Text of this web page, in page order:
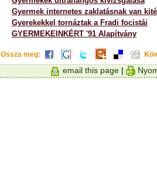
Gyermek internetes zaklatásnak van
Gyerekekkel tornáztak a Fradi focistái
GYERMEKEINKÉRT '91 Alapítvány
Ossza meg:
email this page |